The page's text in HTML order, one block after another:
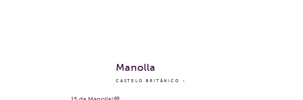
CASTELO BRITÂNICO
Manolla